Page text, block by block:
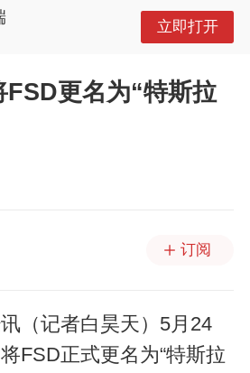
立即打开
更名为“特斯拉
订阅
（记者白昊天）5月24
FSD正式更名为“特斯拉